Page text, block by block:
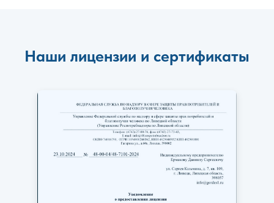
Наши лицензии и сертификаты